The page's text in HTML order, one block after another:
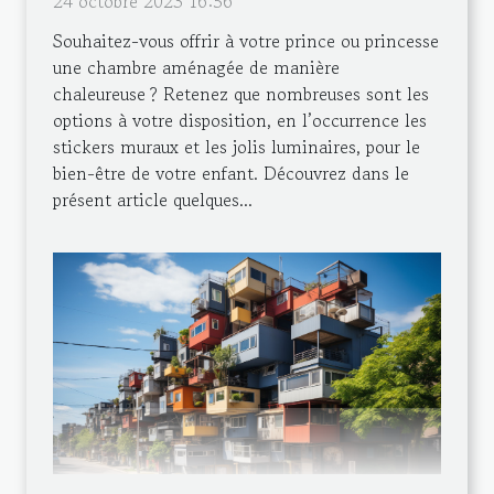
Souhaitez-vous offrir à votre prince ou princesse
une chambre aménagée de manière
chaleureuse ? Retenez que nombreuses sont les
options à votre disposition, en l’occurrence les
stickers muraux et les jolis luminaires, pour le
bien-être de votre enfant. Découvrez dans le
présent article quelques...